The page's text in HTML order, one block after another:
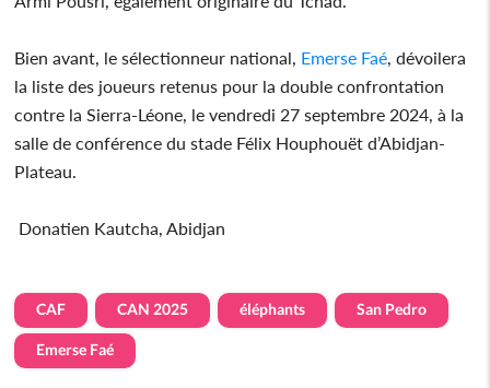
Bien avant, le sélectionneur national, Emerse Faé , dévoilera
la liste des joueurs retenus pour la double confrontation
contre la Sierra-Léone, le vendredi 27 septembre 2024, à la
salle de conférence du stade Félix Houphouët d’Abidjan-
Plateau.
Donatien Kautcha, Abidjan
CAF CAN 2025 éléphants San Pedro
Emerse Faé